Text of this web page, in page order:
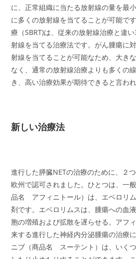
に、正常組織に当たる放射線の量を最
に多くの放射線を当てることが可能で
療（SBRT)は、従来の放射線治療と違
射線を当てる治療法です。がん腫瘍に
射線を当てることが可能なため、大き
なく、通常の放射線治療よりも多くの
き、高い治療効果が期待できると言われ
新しい治療法
進行した膵臓NETの治療のために、２
欧州で認可されました。ひとつは、一
品名 アフィニトール）は、エベロリ
剤です。エベロリムスは、腫瘍への血
胞の増殖および拡散を遅らせる。アフ
来する進行した神経内分泌腫瘍の治療
ニブ（商品名 スーテント）は、いく